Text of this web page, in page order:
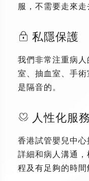
服，不需要走來走
私隱保護
我們非常注重病
室、抽血室、手
是隔音的。
人性化服務
香港試管嬰兒中
詳細和病人溝通
程及有足夠的時間